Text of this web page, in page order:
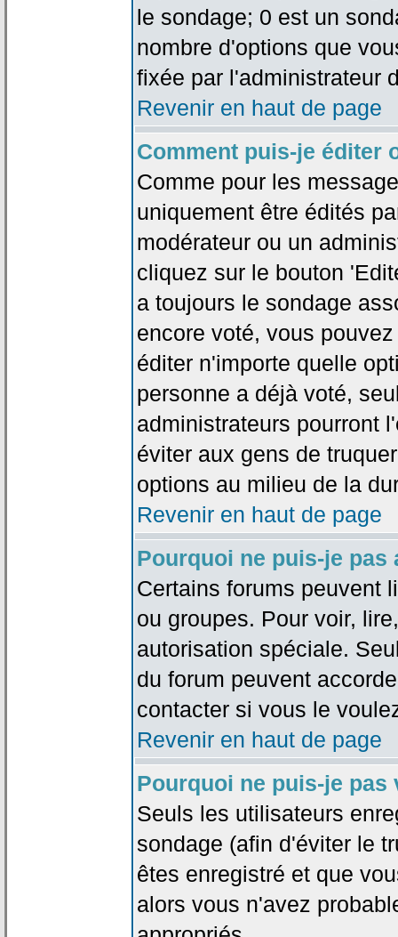
le sondage; 0 est un
nombre d'options que
fixée par l'administrateur
Revenir en haut de page
Comment puis-je éditer
Comme pour les
uniquement être édités
modérateur ou un
cliquez sur le bouton
a toujours le sondage
encore voté, vous
éditer n'importe quelle
personne a déjà voté,
administrateurs pourront
éviter aux gens de
options au milieu de la
Revenir en haut de page
Pourquoi ne puis-je pas
Certains forums peuvent
ou groupes. Pour voir,
autorisation spéciale.
du forum peuvent
contacter si vous le
Revenir en haut de page
Pourquoi ne puis-je pas
Seuls les utilisateurs
sondage (afin d'éviter le
êtes enregistré et que
alors vous n'avez